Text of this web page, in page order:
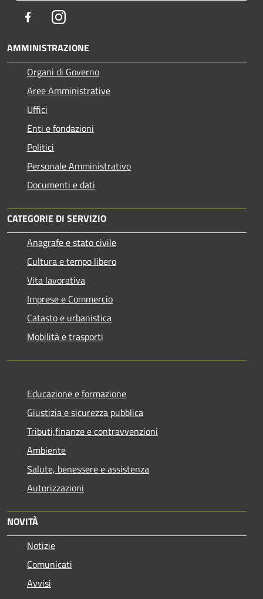
FacebookInstagram
AMMINISTRAZIONE
Organi di Governo
Aree Amministrative
Uffici
Enti e fondazioni
Politici
Personale Amministrativo
Documenti e dati
CATEGORIE DI SERVIZIO
Anagrafe e stato civile
Cultura e tempo libero
Vita lavorativa
Imprese e Commercio
Catasto e urbanistica
Mobilità e trasporti
Educazione e formazione
Giustizia e sicurezza pubblica
Tributi,finanze e contravvenzioni
Ambiente
Salute, benessere e assistenza
Autorizzazioni
NOVITÀ
Notizie
Comunicati
Avvisi